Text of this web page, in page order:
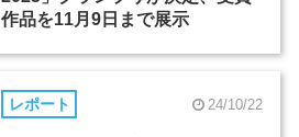
作品を11月9日まで展示
レポート 24/10/22